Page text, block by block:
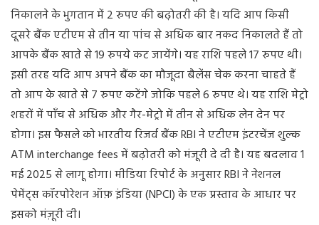
निकालने के भुगतान में 2 रुपए की बढ़ोतरी की है। यदि आप किसी
दूसरे बैंक एटीएम से तीन या पांच से अधिक बार नकद निकालते हैं तो
आपके बैंक खाते से 19 रुपये कट जायेंगे। यह राशि पहले 17 रुपए थी।
इसी तरह यदि आप अपने बैंक का मौजूदा बैलेंस चेक करना चाहते हैं
तो आप के खाते से 7 रुपए कटेंगे जोकि पहले 6 रुपए थे। यह राशि मेट्रो
शहरों में पाँच से अधिक और गैर-मेट्रो में तीन से अधिक लेन देन पर
होगा। इस फैसले को भारतीय रिजर्व बैंक RBI ने एटीएम इंटरचेंज शुल्क
ATM interchange fees में बढ़ोतरी को मंजूरी दे दी है। यह बदलाव 1
मई 2025 से लागू होगा। मीडिया रिपोर्ट के अनुसार RBI ने नेशनल
पेमेंट्स कॉरपोरेशन ऑफ़ इंडिया (NPCI) के एक प्रस्ताव के आधार पर
इसको मंज़ूरी दी।